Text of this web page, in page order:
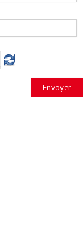
Envoyer